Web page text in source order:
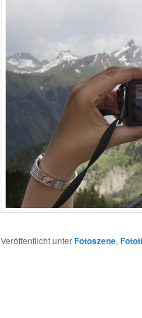
Veröffentlicht unterFotoszene,